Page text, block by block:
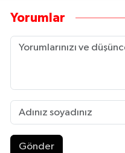
Yorumlar
Gönder